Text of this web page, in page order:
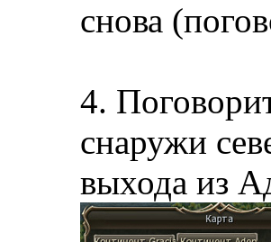
снова
4.
снаружи
выхода из